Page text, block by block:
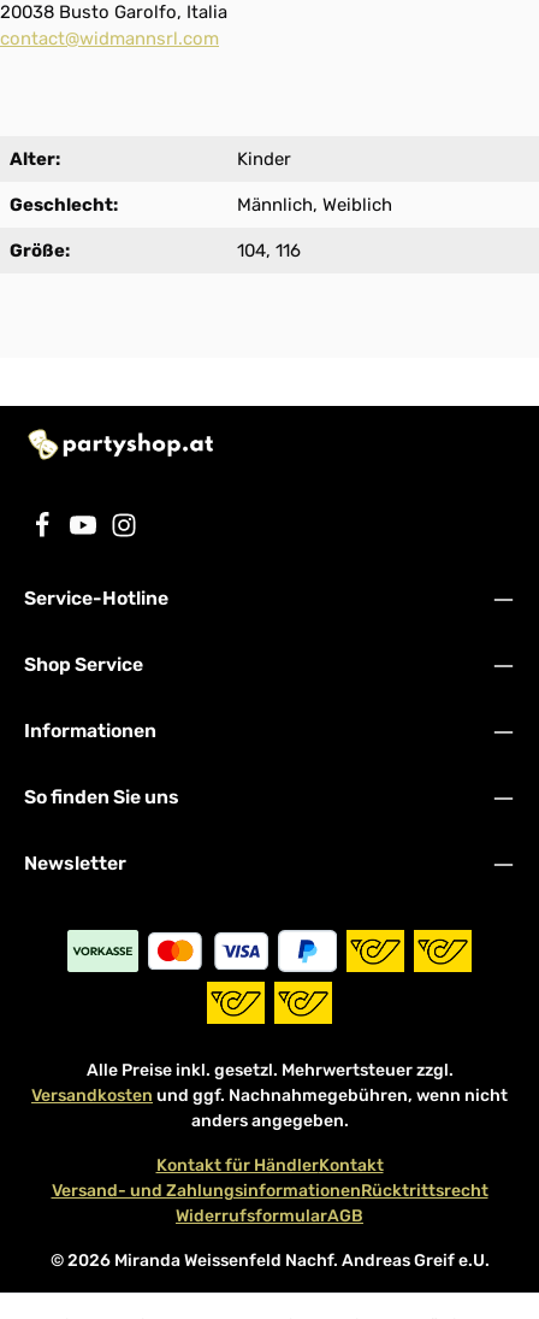
20038 Busto Garolfo, Italia
contact@widmannsrl.com
Alter: Kinder
Geschlecht: Männlich, Weiblich
Größe: 104, 116
Service-Hotline
Shop Service
Informationen
So finden Sie uns
Newsletter
Alle Preise inkl. gesetzl. Mehrwertsteuer zzgl.
Versandkosten und ggf. Nachnahmegebühren, wenn nicht
anders angegeben.
© 2026 Miranda Weissenfeld Nachf. Andreas Greif e.U.
Kontakt für HändlerKontakt
Versand- und ZahlungsinformationenRücktrittsrecht
WiderrufsformularAGB